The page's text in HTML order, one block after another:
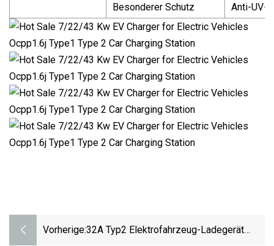
Besonderer Schutz
Anti-UV-
Vorherige:32A Typ2 Elektrofahrzeug-Ladegerät